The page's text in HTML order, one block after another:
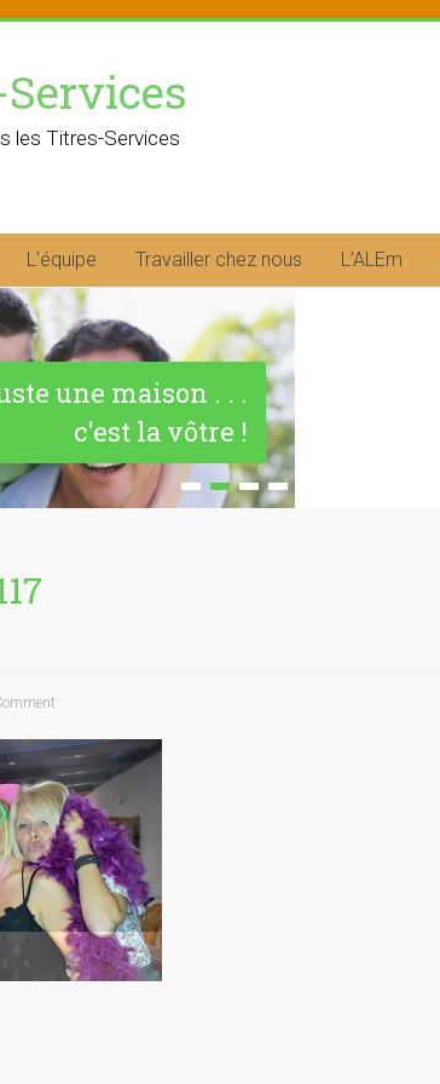
les Titres-Services
L’équipe Travailler chez nous L’ALEm
une maison . . .
c'est la vôtre !